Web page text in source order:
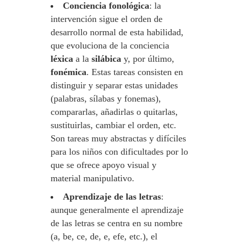
Conciencia fonológica: la
intervención sigue el orden de
desarrollo normal de esta habilidad,
que evoluciona de la conciencia
léxica a la silábica y, por último,
fonémica. Estas tareas consisten en
distinguir y separar estas unidades
(palabras, sílabas y fonemas),
compararlas, añadirlas o quitarlas,
sustituirlas, cambiar el orden, etc.
Son tareas muy abstractas y difíciles
para los niños con dificultades por lo
que se ofrece apoyo visual y
material manipulativo.
Aprendizaje de las letras:
aunque generalmente el aprendizaje
de las letras se centra en su nombre
(a, be, ce, de, e, efe, etc.), el